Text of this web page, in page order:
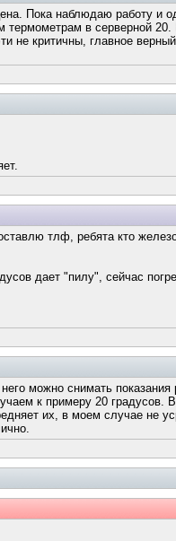
Пока наблюдаю работу и
в серверной 20.
не критичны, главное
тлф, ребята кто
дает "пилу", сейчас
можно снимать
к примеру 20 градусов.
их, в моем случае не